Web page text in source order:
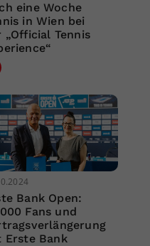
eine Woche
in Wien bei
„Official Tennis
Bank Open:
Fans und
Erste Bank